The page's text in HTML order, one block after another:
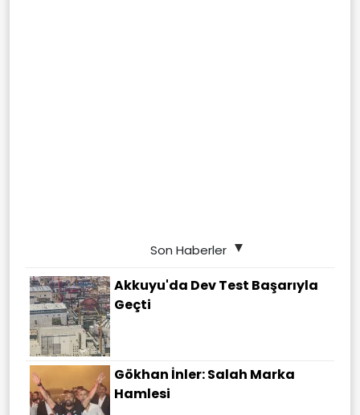
Son Haberler
Akkuyu'da Dev Test Başarıyla
Geçti
Gökhan İnler: Salah Marka
Hamlesi